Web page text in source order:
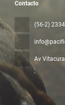
Contacto
(56-2)
Av